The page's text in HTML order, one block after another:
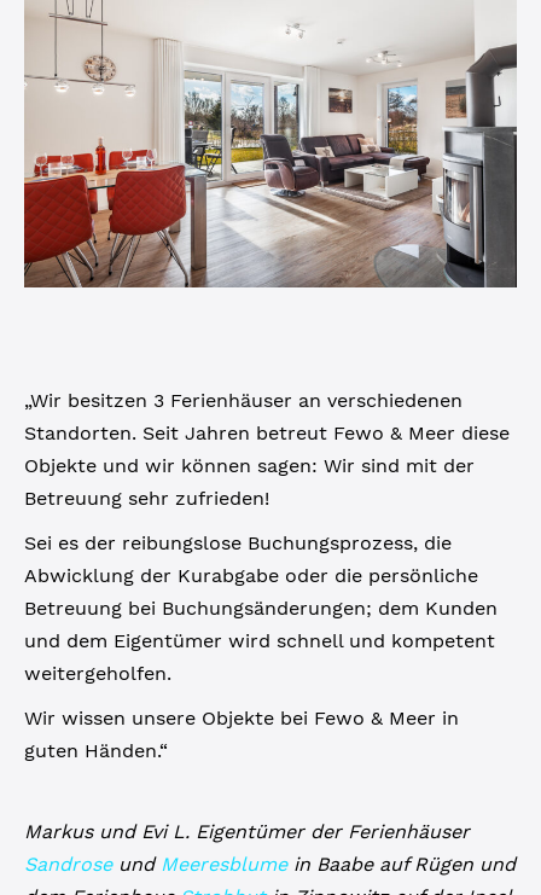
„Wir besitzen 3 Ferienhäuser an verschiedenen
Standorten. Seit Jahren betreut Fewo & Meer diese
Objekte und wir können sagen: Wir sind mit der
Betreuung sehr zufrieden!
Sei es der reibungslose Buchungsprozess, die
Abwicklung der Kurabgabe oder die persönliche
Betreuung bei Buchungsänderungen; dem Kunden
und dem Eigentümer wird schnell und kompetent
weitergeholfen.
Wir wissen unsere Objekte bei Fewo & Meer in
guten Händen.“
Markus und Evi L. Eigentümer der Ferienhäuser
Sandroseund Meeresblumein Baabe auf Rügen und